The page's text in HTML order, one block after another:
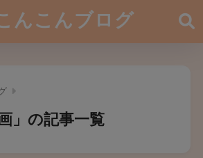
んこんブログ
」の記事一覧